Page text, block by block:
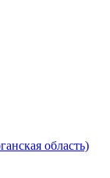
область)